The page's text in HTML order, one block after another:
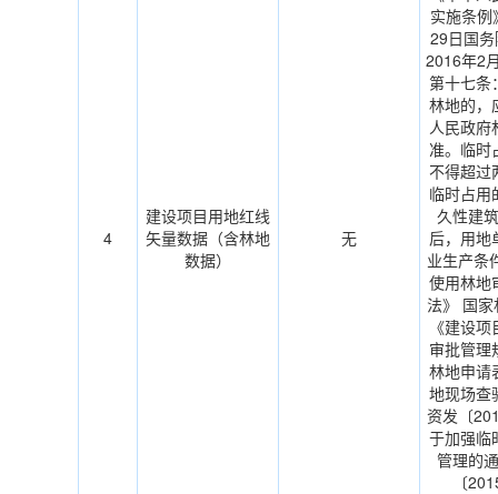
4
建设项目用地红线
矢量数据（含林地
数据）
无
实施条
29日国
2016年2
第十七条
林地的，
人民政府
准。临时
不得超过
临时占用
久性建
后，用地
业生产条
使用林地
法》 国
《建设
审批管理
林地申请
地现场查
资发〔
于加强临
管理的
〔